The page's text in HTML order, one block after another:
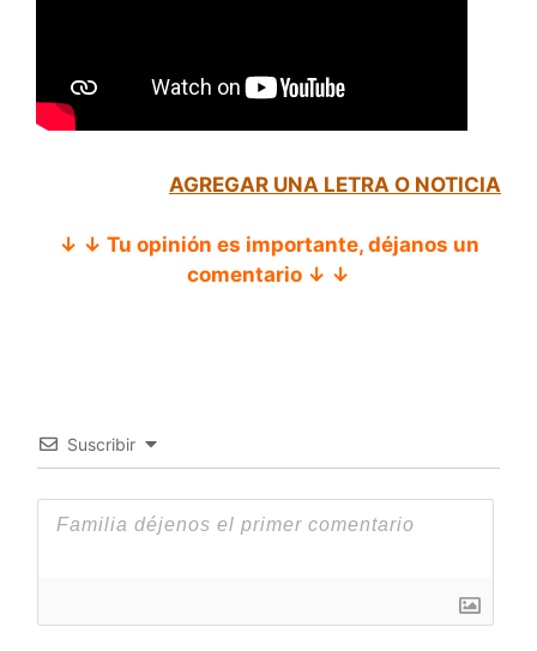
AGREGAR UNA LETRA O NOTICIA
↓ ↓ Tu opinión es importante, déjanos un
comentario ↓ ↓
Suscribir